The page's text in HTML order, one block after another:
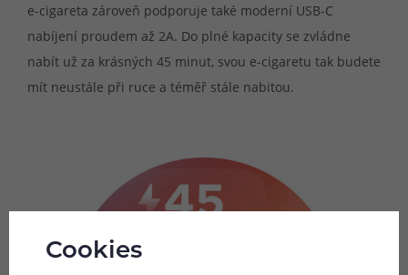
e-cigareta zároveň podporuje také moderní USB-C
nabíjení proudem až 2A. Do plné kapacity se zvládne
nabít už za krásných 45 minut, svou e-cigaretu tak budete
mít neustále při ruce a téměř stále nabitou.
Cookies